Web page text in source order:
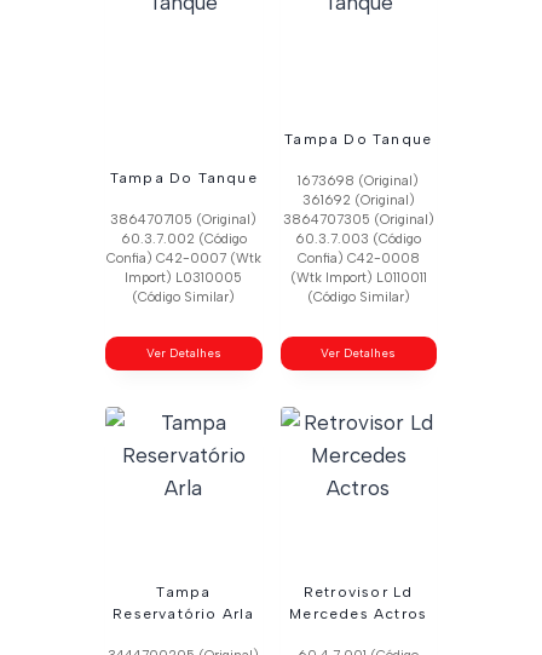
Tampa Do Tanque
3864707105 (Original)
60.3.7.002 (Código
Confia) C42-0007 (Wtk
Import) L0310005
(Código Similar)
Ver Detalhes
Tampa Do Tanque
1673698 (Original)
361692 (Original)
3864707305 (Original)
60.3.7.003 (Código
Confia) C42-0008
(Wtk Import) L0110011
(Código Similar)
Ver Detalhes
Tampa
Reservatório Arla
Retrovisor Ld
Mercedes Actros